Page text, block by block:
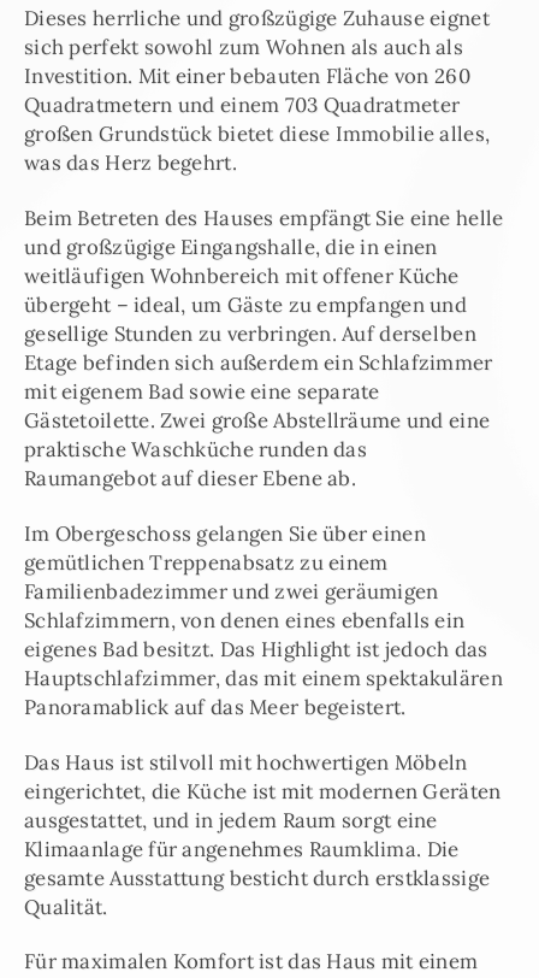
Dieses herrliche und großzügige Zuhause eignet
sich perfekt sowohl zum Wohnen als auch als
Investition. Mit einer bebauten Fläche von 260
Quadratmetern und einem 703 Quadratmeter
großen Grundstück bietet diese Immobilie alles,
was das Herz begehrt.
Beim Betreten des Hauses empfängt Sie eine helle
und großzügige Eingangshalle, die in einen
weitläufigen Wohnbereich mit offener Küche
übergeht – ideal, um Gäste zu empfangen und
gesellige Stunden zu verbringen. Auf derselben
Etage befinden sich außerdem ein Schlafzimmer
mit eigenem Bad sowie eine separate
Gästetoilette. Zwei große Abstellräume und eine
praktische Waschküche runden das
Raumangebot auf dieser Ebene ab.
Im Obergeschoss gelangen Sie über einen
gemütlichen Treppenabsatz zu einem
Familienbadezimmer und zwei geräumigen
Schlafzimmern, von denen eines ebenfalls ein
eigenes Bad besitzt. Das Highlight ist jedoch das
Hauptschlafzimmer, das mit einem spektakulären
Panoramablick auf das Meer begeistert.
Das Haus ist stilvoll mit hochwertigen Möbeln
eingerichtet, die Küche ist mit modernen Geräten
ausgestattet, und in jedem Raum sorgt eine
Klimaanlage für angenehmes Raumklima. Die
gesamte Ausstattung besticht durch erstklassige
Qualität.
Für maximalen Komfort ist das Haus mit einem